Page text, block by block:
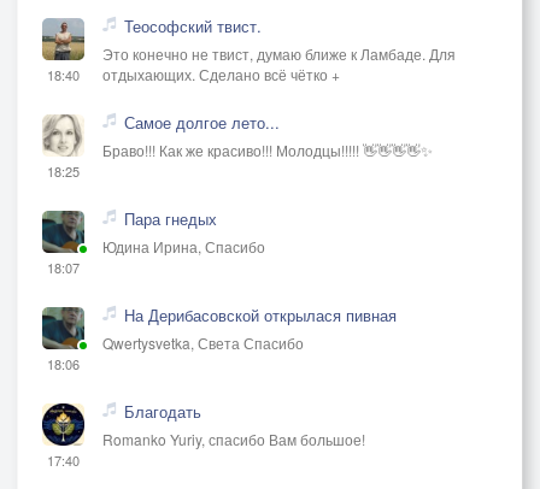
18:40
Теософский твист.
Это конечно не твист, думаю ближе к Ламбаде. Для
отдыхающих. Сделано всё чётко +
18:25
Самое долгое лето...
Браво!!! Как же красиво!!! Молодцы!!!!! 👋👋👋👋✨
18:07
Пара гнедых
Юдина Ирина, Спасибо
18:06
На Дерибасовской открылася пивная
Qwertysvetka, Света Спасибо
17:40
Благодать
Romanko Yuriy, спасибо Вам большое!